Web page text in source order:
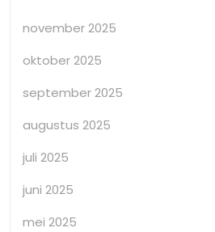
november 2025
oktober 2025
september 2025
augustus 2025
juli 2025
juni 2025
mei 2025